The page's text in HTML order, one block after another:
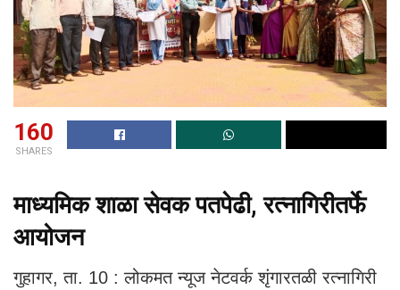
160
SHARES
माध्यमिक शाळा सेवक पतपेढी, रत्नागिरीतर्फे
आयोजन
गुहागर, ता. 10 : लोकमत न्यूज नेटवर्क शृंगारतळी रत्नागिरी